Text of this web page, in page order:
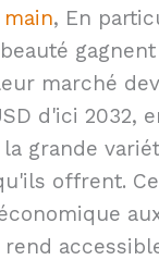
, En
marché
d'ici 2032,
grande
offrent.